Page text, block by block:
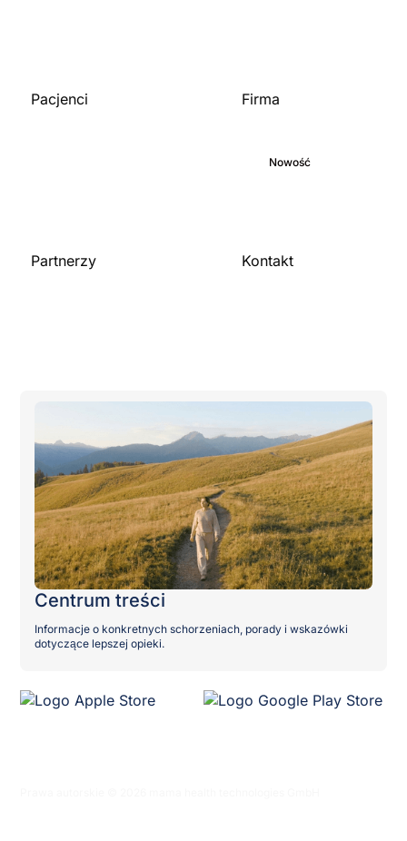
Pacjenci
Firma
Nowość
Partnerzy
Kontakt
Centrum treści
Informacje o konkretnych schorzeniach, porady i wskazówki
dotyczące lepszej opieki.